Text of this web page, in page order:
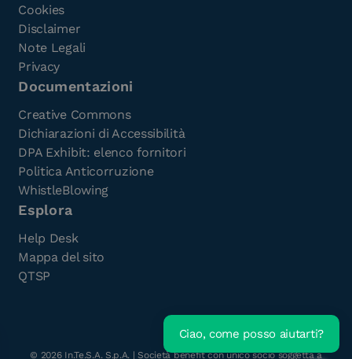
Cookies
Disclaimer
Note Legali
Privacy
Documentazioni
Creative Commons
Dichiarazioni di Accessibilità
DPA Exhibit: elenco fornitori
Politica Anticorruzione
WhistleBlowing
Esplora
Help Desk
Mappa del sito
QTSP
© 2026In.Te.S.A. S.p.A. | Società benefit con unico socio soggetta a
Ciao, come posso aiutarti?